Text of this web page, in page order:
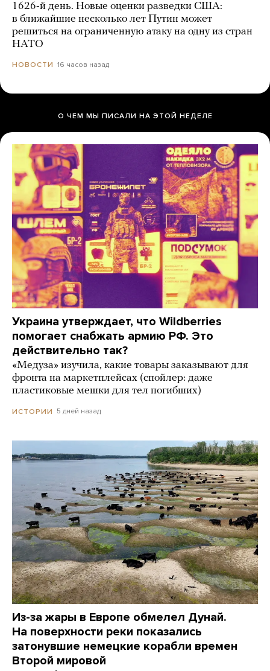
1626-й день. Новые оценки разведки США:
в ближайшие несколько лет Путин может
решиться на ограниченную атаку на одну из стран
НАТО
НОВОСТИ 16 часов назад
О ЧЕМ МЫ ПИСАЛИ НА ЭТОЙ НЕДЕЛЕ
Украина утверждает, что Wildberries
помогает снабжать армию РФ. Это
действительно так?
«Медуза» изучила, какие товары заказывают для
фронта на маркетплейсах (спойлер: даже
пластиковые мешки для тел погибших)
ИСТОРИИ 5 дней назад
Из-за жары в Европе обмелел Дунай.
На поверхности реки показались
затонувшие немецкие корабли времен
Второй мировой